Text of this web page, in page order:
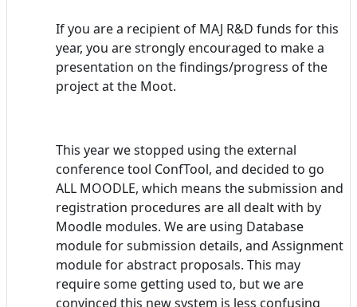
If you are a recipient of MAJ R&D funds for this
year, you are strongly encouraged to make a
presentation on the findings/progress of the
project at the Moot.
This year we stopped using the external
conference tool ConfTool, and decided to go
ALL MOODLE, which means the submission and
registration procedures are all dealt with by
Moodle modules. We are using Database
module for submission details, and Assignment
module for abstract proposals. This may
require some getting used to, but we are
convinced this new system is less confusing